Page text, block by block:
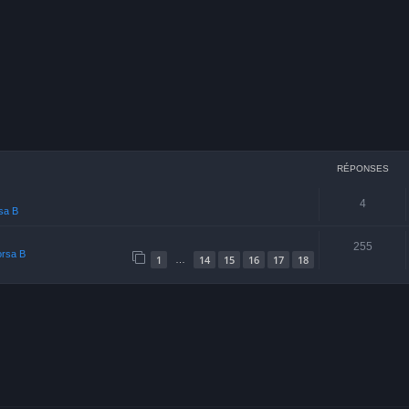
RÉPONSES
B
4
B 1 14 15 16 17 18
255